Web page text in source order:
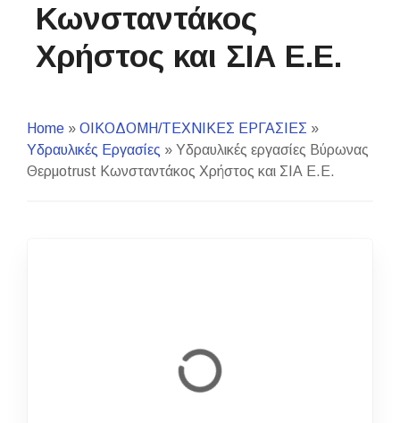
Κωνσταντάκος
Χρήστος και ΣΙΑ Ε.Ε.
Home » ΟΙΚΟΔΟΜΗ/ΤΕΧΝΙΚΕΣ ΕΡΓΑΣΙΕΣ »
Υδραυλικές Εργασίες » Υδραυλικές εργασίες Βύρωνας
Θερμοtrust Κωνσταντάκος Χρήστος και ΣΙΑ Ε.Ε.